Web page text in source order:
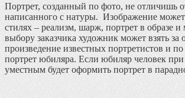
Портрет, созданный по фото, не отличишь
написанного с натуры. Изображение
стилях – реализм, шарж, портрет в образе
выбору заказчика художник может взять за
произведение известных портретистов и
портрет юбиляра. Если юбиляр человек
уместным будет оформить портрет в